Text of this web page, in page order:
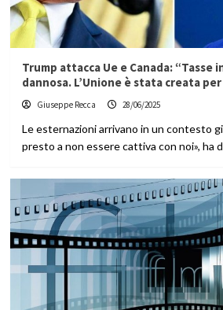
Trump attacca Ue e Canada:
dannosa. L’Unione è stata creata
Giuseppe Recca 28/06/2025
Le esternazioni arrivano in un contesto
presto a non essere cattiva con noi», ha